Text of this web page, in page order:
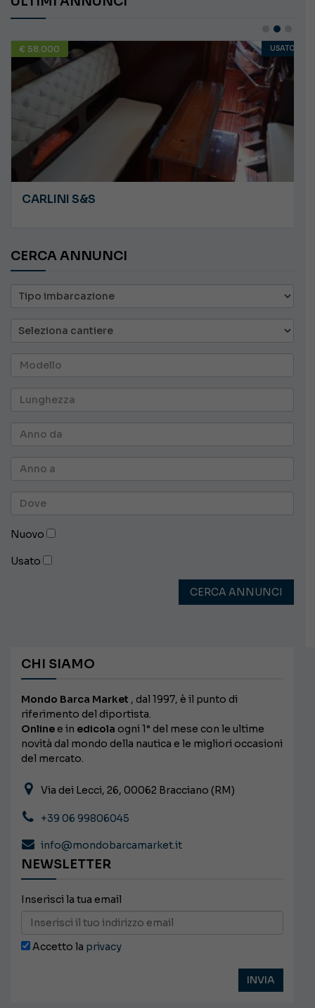
€ 58.000 USATO
CARLINI S&S
CERCA ANNUNCI
Nuovo
Usato
CERCA ANNUNCI
CHI SIAMO
Mondo Barca Market , dal 1997, è il punto di
riferimento del diportista.
Online e in edicola ogni 1° del mese con le ultime
novità dal mondo della nautica e le migliori occasioni
del mercato.
Via dei Lecci, 26, 00062 Bracciano (RM)
+39 06 99806045
info@mondobarcamarket.it
NEWSLETTER
Inserisci la tua email
Accetto la privacy